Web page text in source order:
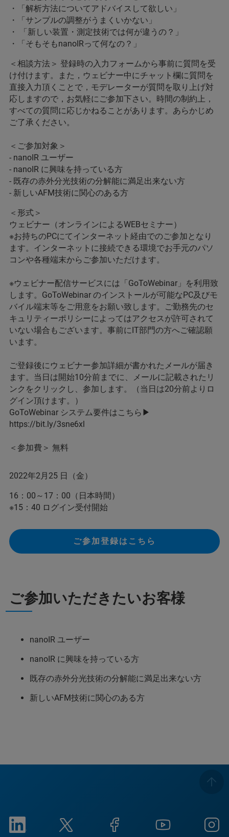
・「解析方法についてアドバイスして欲しい」
・「サンプルの調整がうまくいかない」
・ 「新しい装置・測定技術では何が違うの？」
・「そもそもnanoIRって何なの？」
＜相談方法＞ 登録時の入力フォームから事前に質問を受
け付けます。また，ウェビナー中にチャット欄に質問を
直接入力頂くことで，モデレーターが質問を取り上げ対
応しますので，お気軽にご参加下さい。時間の制約上，
すべての質問に応じかねることがあります。あらかじめ
ご了承ください。
＜ご参加対象＞
- nanoIR ユーザー
- nanoIR に興味を持っている方
- 既存の赤外分光技術の分解能に満足出来ない方
- 新しいAFM技術に関心のある方
＜形式＞
ウェビナー（オンラインによるWEBセミナー）
※お持ちのPCにてインターネット経由でのご参加となり
ます。インターネットに接続できる環境でお手元のパソ
コンや各種端末からご参加いただけます。
※ウェビナー配信サービスには「GoToWebinar」を利用致
します。GoToWebinar のインストールが可能なPC及びモ
バイル端末等をご用意をお願い致します。ご勤務先のセ
キュリティーポリシーによってはアクセスが許可されて
いない場合もございます。事前にIT部門の方へご確認願
います。
ご登録後にウェビナー参加詳細が書かれたメールが届き
ます。当日は開始10分前までに、メールに記載されたリ
ンクをクリックし、参加します。（当日は20分前よりロ
グイン頂けます。）
GoToWebinar システム要件はこちら▶
https://bit.ly/3sne6xl
＜参加費＞ 無料
2022年2月25 日（金）
16：00～17：00（日本時間）
※15：40 ログイン受付開始
ご参加登録はこちら
ご参加いただきたいお客様
nanoIR ユーザー
nanoIR に興味を持っている方
既存の赤外分光技術の分解能に満足出来ない方
新しいAFM技術に関心のある方